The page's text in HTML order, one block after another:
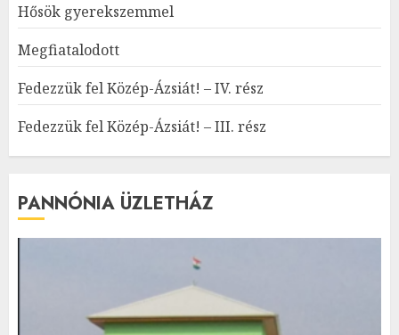
Hősök gyerekszemmel
Megfiatalodott
Fedezzük fel Közép-Ázsiát! – IV. rész
Fedezzük fel Közép-Ázsiát! – III. rész
PANNÓNIA ÜZLETHÁZ